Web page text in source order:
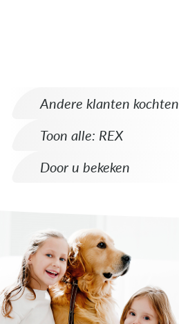
Andere klanten kochten
Toon alle: REX
Door u bekeken